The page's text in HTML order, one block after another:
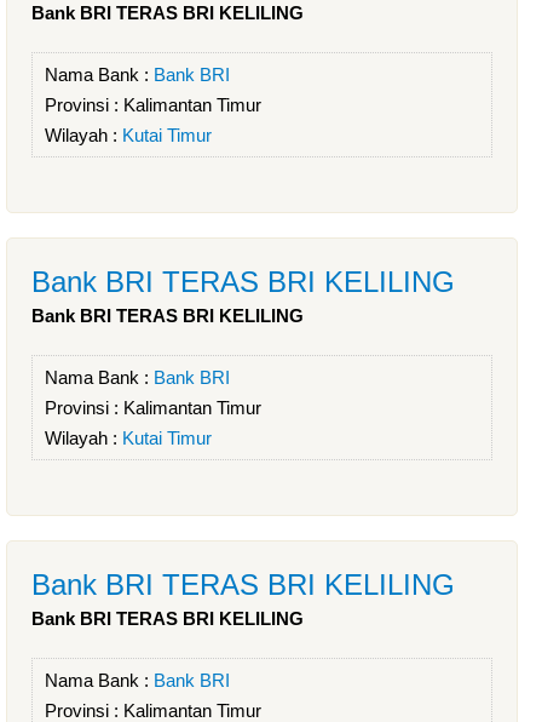
Bank BRI TERAS BRI KELILING
Nama Bank : Bank BRI
Provinsi : Kalimantan Timur
Wilayah : Kutai Timur
Bank BRI TERAS BRI KELILING
Bank BRI TERAS BRI KELILING
Nama Bank : Bank BRI
Provinsi : Kalimantan Timur
Wilayah : Kutai Timur
Bank BRI TERAS BRI KELILING
Bank BRI TERAS BRI KELILING
Nama Bank : Bank BRI
Provinsi : Kalimantan Timur